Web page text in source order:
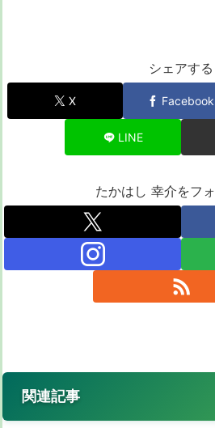
シェアする
X Facebook
LINE
たかはし 幸介をフ
関連記事